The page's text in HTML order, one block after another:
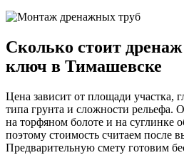
Сколько стоит
ключ в Тимашевске
Цена зависит от площади участка,
типа грунта и сложности рельефа.
на торфяном болоте и на суглинке
поэтому стоимость считаем после
Предварительную смету готовим